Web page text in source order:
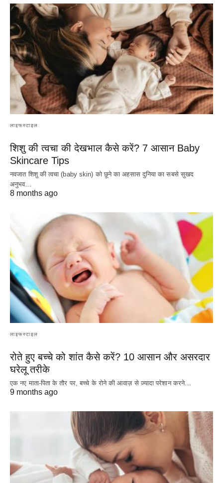
लाइफस्टाइल
शिशु की त्वचा की देखभाल कैसे करें? 7 आसान Baby
Skincare Tips
नवजात शिशु की त्वचा (baby skin) को छूने का अहसास दुनिया का सबसे सुखद
अनुभव…
8 months ago
लाइफस्टाइल
रोते हुए बच्चे को शांत कैसे करें? 10 आसान और असरदार
घरेलू तरीके
एक नए माता-पिता के तौर पर, बच्चे के रोने की आवाज़ से ज़्यादा परेशान करने…
9 months ago